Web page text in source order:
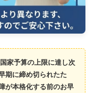
家予算の上限に達し次
期に締め切られたた
が本格化する前のお早